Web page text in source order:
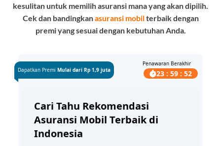
kesulitan untuk memilih asuransi mana yang akan dipilih.
Cek dan bandingkanasuransi mobilterbaik dengan
premi yang sesuai dengan kebutuhan Anda.